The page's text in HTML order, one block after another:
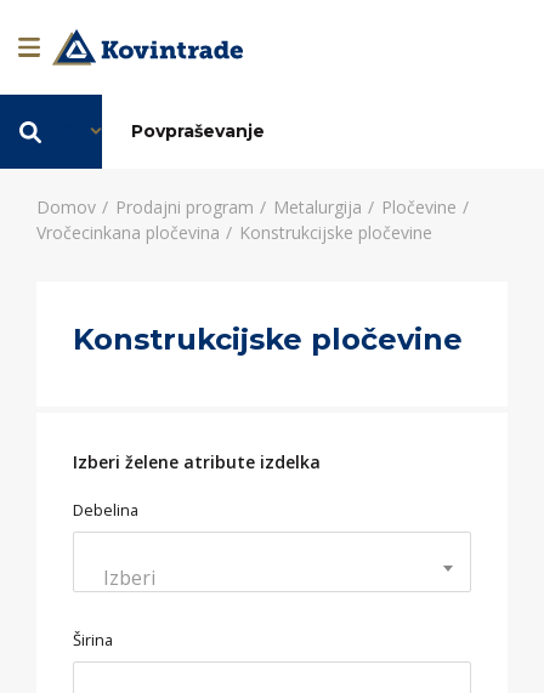
Povpraševanje
Domov Prodajni program Metalurgija
Pločevine
Vročecinkana pločevina
Konstrukcijske pločevine
Konstrukcijske pločevine
Izberi želene atribute izdelka
Debelina
Izberi
Širina